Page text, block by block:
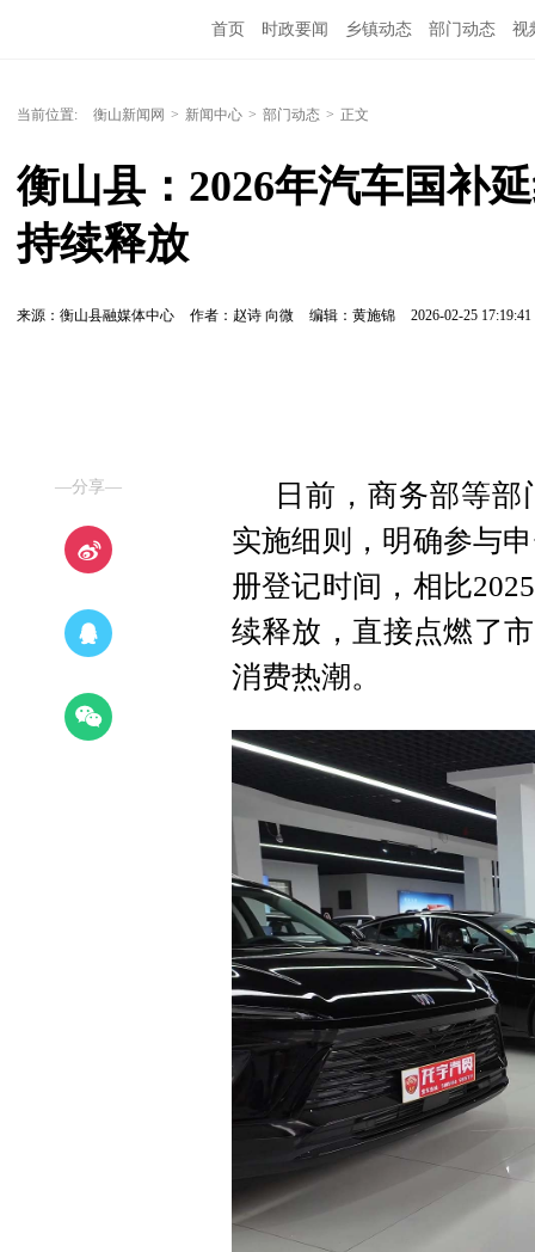
首页 时政要闻 乡镇动态 部门动态 视
当前位置: 衡山新闻网 > 新闻中心 > 部门动态 > 正文
衡山县：2026年汽车国补
持续释放
来源：衡山县融媒体中心 作者：赵诗 向微 编辑：黄施锦 2026-02-25 17:19:41
—分享—
日前，商务部等
实施细则，明确参与
册登记时间，相比
续释放，直接点燃了
消费热潮。